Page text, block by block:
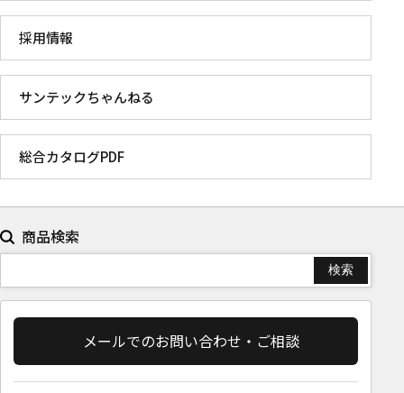
採用情報
サンテックちゃんねる
総合カタログPDF
商品検索
メールでのお問い合わせ・ご相談